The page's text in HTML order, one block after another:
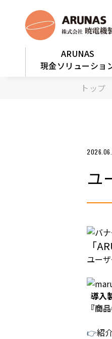
ARUNAS
現金ソリューショ
トップ
ユ
「
ユー
導入
『商
👉紹